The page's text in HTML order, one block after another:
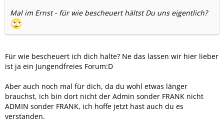
Mal im Ernst - für wie bescheuert hältst Du uns eigentlich?
Für wie bescheuert ich dich halte? Ne das lassen wir hier lieber
ist ja ein Jungendfreies Forum:D
Aber auch noch mal für dich, da du wohl etwas länger
brauchst, ich bin dort nicht der Admin sonder FRANK nicht
ADMIN sonder FRANK, ich hoffe jetzt hast auch du es
verstanden.